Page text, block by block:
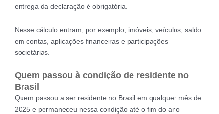
entrega da declaração é obrigatória.
Nesse cálculo entram, por exemplo, imóveis, veículos, saldo
em contas, aplicações financeiras e participações
societárias.
Quem passou à condição de residente no
Brasil
Quem passou a ser residente no Brasil em qualquer mês de
2025 e permaneceu nessa condição até o fim do ano